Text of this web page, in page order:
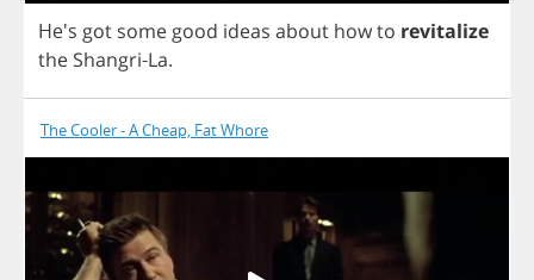
He's got some good ideas about howto revitalize
the Shangri-La.
The Cooler - A Cheap, Fat Whore